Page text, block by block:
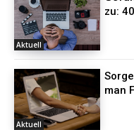
Aktuell
zu:
Aktuell
man